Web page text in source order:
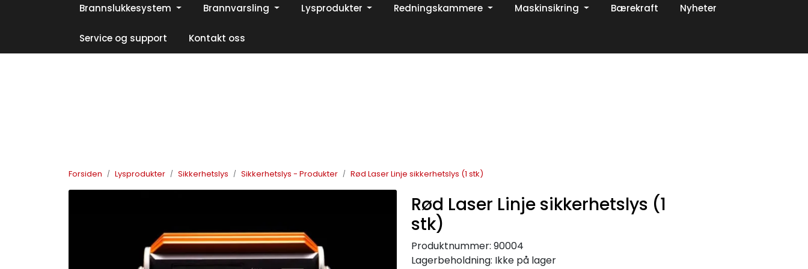
Skip to main content Din ekspert på brann og sikkerhetsløsninger!
Facebook | Instagram | LinkedIn
Brannslukkesystem Brannvarsling Lysprodukter Redningskammere Maskinsikring Bærekraft Nyheter
Service og support Kontakt oss
Forsiden Lysprodukter Sikkerhetslys Sikkerhetslys - Produkter Rød Laser Linje sikkerhetslys (1 stk)
Rød Laser Linje sikkerhetslys (1
stk)
Produktnummer: 90004
Lagerbeholdning: Ikke på lager